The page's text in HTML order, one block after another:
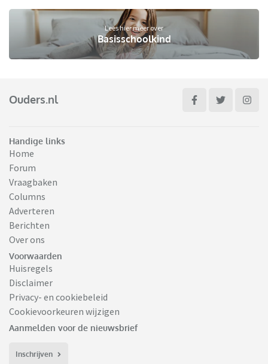
Lees hier meer over
Basisschoolkind
Ouders.nl
Handige links
Home
Forum
Vraagbaken
Columns
Adverteren
Berichten
Over ons
Voorwaarden
Huisregels
Disclaimer
Privacy- en cookiebeleid
Cookievoorkeuren wijzigen
Aanmelden voor de nieuwsbrief
Inschrijven